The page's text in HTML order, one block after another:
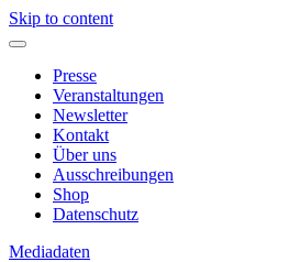
Skip to content
Presse
Veranstaltungen
Newsletter
Kontakt
Über uns
Ausschreibungen
Shop
Datenschutz
Mediadaten